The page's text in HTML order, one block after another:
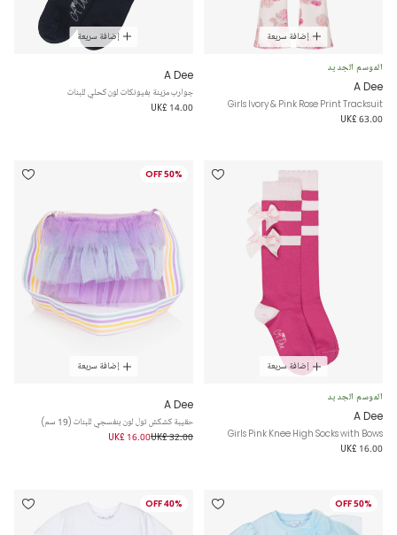
إضافة سريعة
الموسم الجديد
A Dee
Girls Ivory & Pink Rose Print Tracksuit
UK£ 63.00
إضافة سريعة
A Dee
جوارب مزينة بفيونكات لون كحلي للبنات
UK£ 14.00
إضافة سريعة
الموسم الجديد
A Dee
Girls Pink Knee High Socks with Bows
UK£ 16.00
50% OFF
إضافة سريعة
A Dee
حقيبة كشكش تول لون بنفسجي للبنات (19 سم)
UK£ 32.00
UK£ 16.00
50% OFF
40% OFF